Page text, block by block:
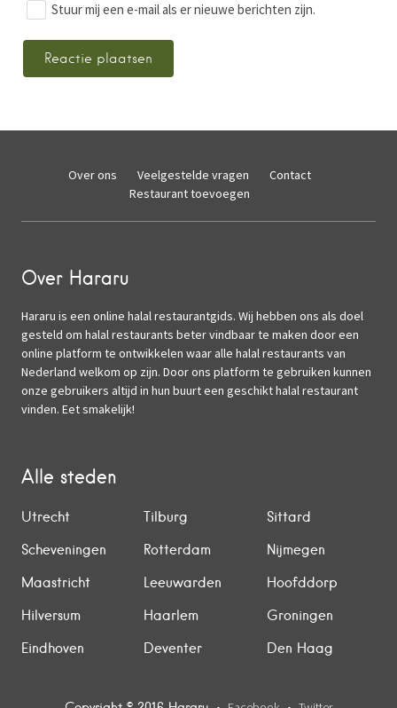
Stuur mij een e-mail als er nieuwe berichten zijn.
Over ons Veelgestelde vragen
Contact
Restaurant toevoegen
Over Hararu
Hararu is een online halal restaurantgids. Wij hebben ons als doel
gesteld om halal restaurants beter vindbaar te maken door een
online platform te ontwikkelen waar alle halal restaurants van
Nederland welkom op zijn. Door ons platform te gebruiken kunnen
onze gebruikers altijd in hun buurt een geschikt halal restaurant
vinden. Eet smakelijk!
Alle steden
Utrecht Tilburg
Sittard
Scheveningen
Rotterdam
Nijmegen
Maastricht
Leeuwarden
Hoofddorp
Hilversum
Haarlem
Groningen
Eindhoven
Deventer Den Haag